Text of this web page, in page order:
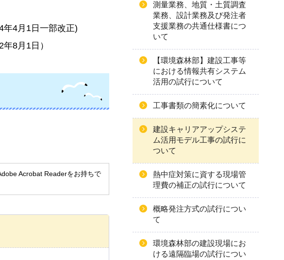
年4月1日一部改正)
年8月1日）
Acrobat Readerをお持ちで
測量業務、地質・土質調査
業務、設計業務及び発注者
支援業務の共通仕様書につ
いて
【環境森林部】建設工事等
における情報共有システム
活用の試行について
工事書類の簡素化について
建設キャリアアップシステ
ム活用モデル工事の試行に
ついて
熱中症対策に資する現場管
理費の補正の試行について
概略発注方式の試行につい
て
環境森林部の建設現場にお
ける遠隔臨場の試行につい